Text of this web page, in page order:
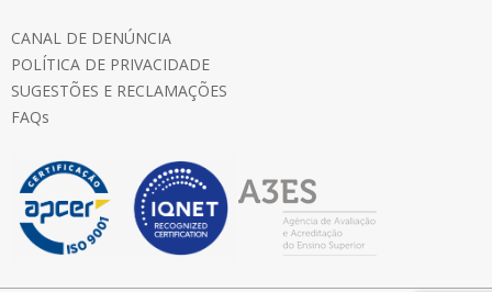
CANAL DE DENÚNCIA
POLÍTICA DE PRIVACIDADE
SUGESTÕES E RECLAMAÇÕES
FAQs